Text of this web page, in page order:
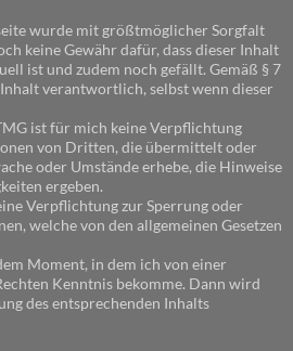
wurde mit größtmöglicher Sorgfalt
keine Gewähr dafür, dass dieser Inhalt
ist und zudem noch gefällt. Gemäß § 7
verantwortlich, selbst wenn dieser
ist für mich keine Verpflichtung
von Dritten, die übermittelt oder
oder Umstände erhebe, die Hinweise
ergeben.
Verpflichtung zur Sperrung oder
welche von den allgemeinen Gesetzen
Moment, in dem ich von einer
Kenntnis bekomme. Dann wird
des entsprechenden Inhalts